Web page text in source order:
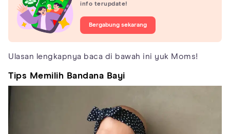
info terupdate!
Bergabung sekarang
Ulasan lengkapnya baca di bawah ini yuk Moms!
Tips Memilih Bandana Bayi